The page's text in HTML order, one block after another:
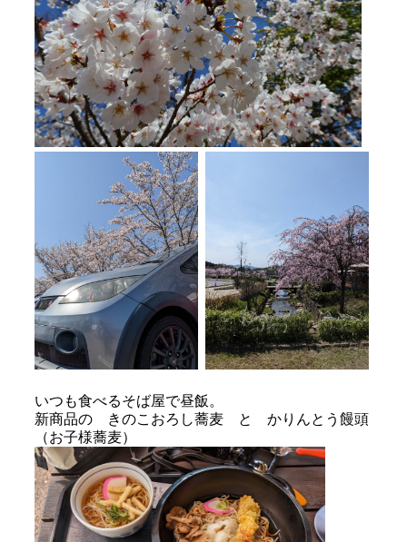
いつも食べるそば屋で昼飯。
新商品の きのこおろし蕎麦 と かりんとう饅頭
（お子様蕎麦）